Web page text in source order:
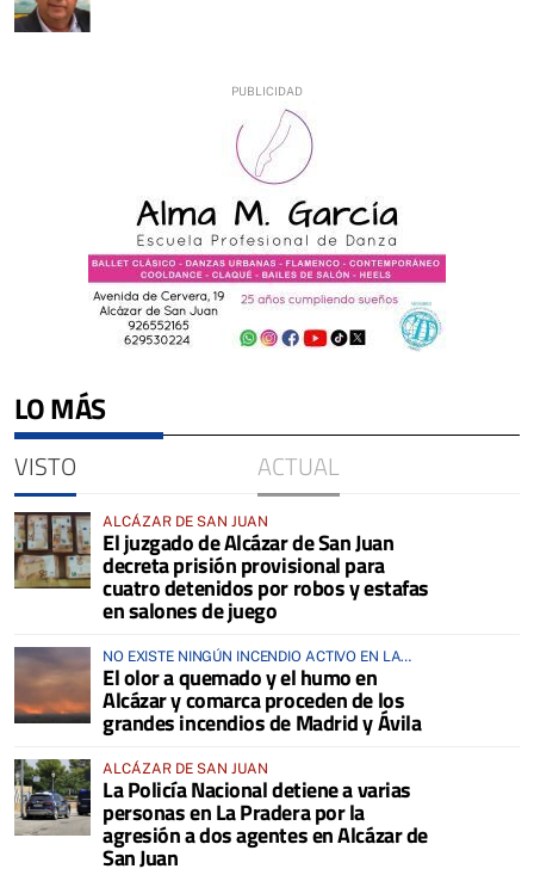
LO MÁS
VISTO ACTUAL
ALCÁZAR DE SAN JUAN
El juzgado de Alcázar de San Juan
decreta prisión provisional para
cuatro detenidos por robos y estafas
en salones de juego
NO EXISTE NINGÚN INCENDIO ACTIVO EN LA
COMARCA
El olor a quemado y el humo en
Alcázar y comarca proceden de los
grandes incendios de Madrid y Ávila
ALCÁZAR DE SAN JUAN
La Policía Nacional detiene a varias
personas en La Pradera por la
agresión a dos agentes en Alcázar de
San Juan